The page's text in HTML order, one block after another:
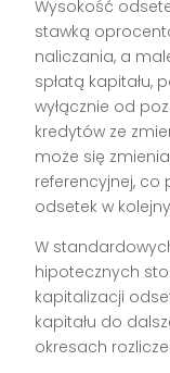
Wysokość
stawką
naliczania, a
spłatą kapitału,
wyłącznie od
kredytów ze
może się
referencyjnej, co
odsetek w
W
hipotecznych
kapitalizacji
kapitału do
okresach